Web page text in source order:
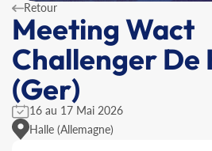
Retour
Meeting Wact
Challenger De
(Ger)
16 au 17 Mai 2026
Halle (Allemagne)